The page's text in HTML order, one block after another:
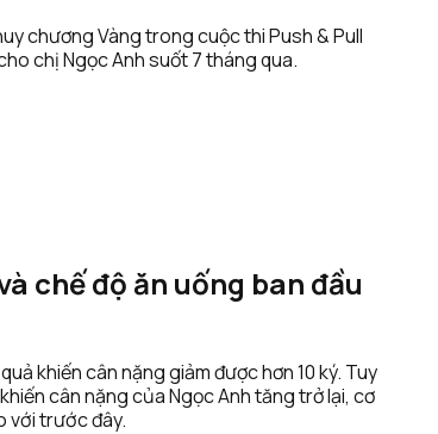
chương Vàng trong cuộc thi Push & Pull
chị Ngọc Anh suốt 7 tháng qua.
chế độ ăn uống ban đầu
khiến cân nặng giảm được hơn 10 ký. Tuy
cân nặng của Ngọc Anh tăng trở lại, cơ
với trước đây.